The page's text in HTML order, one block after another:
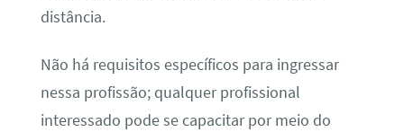
distância.
Não há requisitos específicos para ingressar
nessa profissão; qualquer profissional
interessado pode se capacitar por meio do